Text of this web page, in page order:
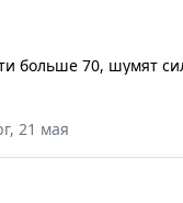
больше 70, шумят
21 мая